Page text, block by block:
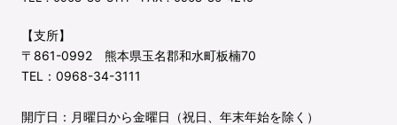
【支所】
〒861-0992 熊本県玉名郡和水町板楠70
TEL：0968-34-3111
開庁日：月曜日から金曜日（祝日、年末年始を除く）